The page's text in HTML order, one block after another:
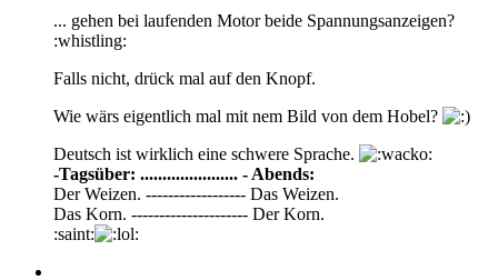
... gehen bei laufenden Motor beide Spannungsanzeigen?
:whistling:
Falls nicht, drück mal auf den Knopf.
Wie wärs eigentlich mal mit nem Bild von dem Hobel?
Deutsch ist wirklich eine schwere Sprache.
-Tagsüber: ...................... - Abends:
Der Weizen. ------------------ Das Weizen.
Das Korn. --------------------- Der Korn.
:saint: